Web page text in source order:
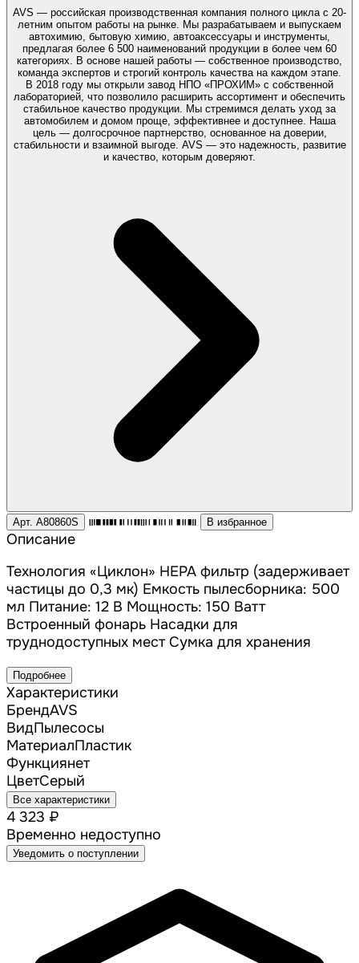
AVS — российская производственная компания полного цикла с 20-
летним опытом работы на рынке. Мы разрабатываем и выпускаем
автохимию, бытовую химию, автоаксессуары и инструменты,
предлагая более 6 500 наименований продукции в более чем 60
категориях. В основе нашей работы — собственное производство,
команда экспертов и строгий контроль качества на каждом этапе.
В 2018 году мы открыли завод НПО «ПРОХИМ» с собственной
лабораторией, что позволило расширить ассортимент и обеспечить
стабильное качество продукции. Мы стремимся делать уход за
автомобилем и домом проще, эффективнее и доступнее. Наша
цель — долгосрочное партнерство, основанное на доверии,
стабильности и взаимной выгоде. AVS — это надежность, развитие
и качество, которым доверяют.
Арт. A80860S В избранное
Описание
Технология «Циклон» HEPA фильтр (задерживает
частицы до 0,3 мк) Емкость пылесборника: 500
мл Питание: 12 В Мощность: 150 Ватт
Встроенный фонарь Насадки для
труднодоступных мест Сумка для хранения
Подробнее
Характеристики
БрендAVS
ВидПылесосы
МатериалПластик
Функциянет
ЦветСерый
Все характеристики
4 323 ₽
Временно недоступно
Уведомить о поступлении